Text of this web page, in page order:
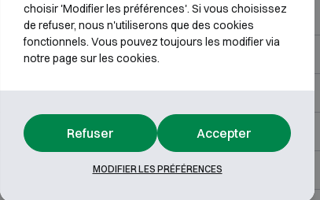
H615 L555 P490 H525 L460 P320
H816 L555 P490
H790 L655 P571 H700 L560 P401
H1140 L555 P520 H1050 L460 P350
H1135 L655 P571 H1045 L560 P401
choisir 'Modifier les préférences'. Si vous choisissez
de refuser, nous n'utiliserons que des cookies
fonctionnels. Vous pouvez toujours les modifier via
notre page sur les cookies.
Refuser Accepter
MODIFIER LES PRÉFÉRENCES